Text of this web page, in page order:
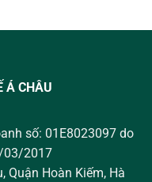
Á CHÂU
số: 01E8023097 do
03/2017
Quận Hoàn Kiếm, Hà